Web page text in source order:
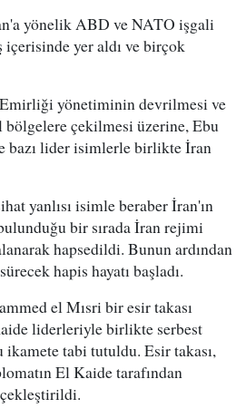
yönelik ABD ve NATO işgali
içerisinde yer aldı ve birçok
yönetiminin devrilmesi ve
bölgelere çekilmesi üzerine, Ebu
bazı lider isimlerle birlikte İran
yanlısı isimle beraber İran'ın
bir sırada İran rejimi
hapsedildi. Bunun ardından
hapis hayatı başladı.
el Mısri bir esir takası
liderleriyle birlikte serbest
ikamete tabi tutuldu. Esir takası,
El Kaide tarafından